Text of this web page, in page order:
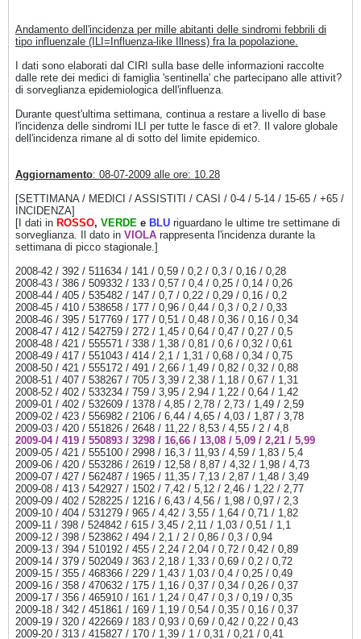
Andamento dell'incidenza per mille abitanti delle sindromi febbrili di
tipo influenzale (ILI=Influenza-like Illness) fra la popolazione.
I dati sono elaborati dal CIRI sulla base delle informazioni raccolte
dalle rete dei medici di famiglia 'sentinella' che partecipano alle attivit?
di sorveglianza epidemiologica dell'influenza.
Durante quest'ultima settimana, continua a restare a livello di base
l'incidenza delle sindromi ILI per tutte le fasce di et?. Il valore globale
dell'incidenza rimane al di sotto del limite epidemico.
Aggiornamento: 08-07-2009 alle ore: 10.28
[SETTIMANA / MEDICI / ASSISTITI / CASI / 0-4 / 5-14 / 15-65 / +65 /
INCIDENZA]
[I dati in ROSSO, VERDE e BLU riguardano le ultime tre settimane di
sorveglianza. Il dato in VIOLA rappresenta l'incidenza durante la
settimana di picco stagionale.]
2008-42 / 392 / 511634 / 141 / 0,59 / 0,2 / 0,3 / 0,16 / 0,28
2008-43 / 386 / 509332 / 133 / 0,57 / 0,4 / 0,25 / 0,14 / 0,26
2008-44 / 405 / 535482 / 147 / 0,7 / 0,22 / 0,29 / 0,16 / 0,2
2008-45 / 410 / 538658 / 177 / 0,96 / 0,44 / 0,3 / 0,2 / 0,33
2008-46 / 395 / 517769 / 177 / 0,51 / 0,48 / 0,36 / 0,16 / 0,34
2008-47 / 412 / 542759 / 272 / 1,45 / 0,64 / 0,47 / 0,27 / 0,5
2008-48 / 421 / 555571 / 338 / 1,38 / 0,81 / 0,6 / 0,32 / 0,61
2008-49 / 417 / 551043 / 414 / 2,1 / 1,31 / 0,68 / 0,34 / 0,75
2008-50 / 421 / 555172 / 491 / 2,66 / 1,49 / 0,82 / 0,32 / 0,88
2008-51 / 407 / 538267 / 705 / 3,39 / 2,38 / 1,18 / 0,67 / 1,31
2008-52 / 402 / 533234 / 759 / 3,95 / 2,94 / 1,22 / 0,64 / 1,42
2009-01 / 402 / 532609 / 1378 / 4,85 / 2,78 / 2,73 / 1,49 / 2,59
2009-02 / 423 / 556982 / 2106 / 6,44 / 4,65 / 4,03 / 1,87 / 3,78
2009-03 / 420 / 551826 / 2648 / 11,22 / 8,53 / 4,55 / 2 / 4,8
2009-04 / 419 / 550893 / 3298 / 16,66 / 13,08 / 5,09 / 2,21 / 5,99
2009-05 / 421 / 555100 / 2998 / 16,3 / 11,93 / 4,59 / 1,83 / 5,4
2009-06 / 420 / 553286 / 2619 / 12,58 / 8,87 / 4,32 / 1,98 / 4,73
2009-07 / 427 / 562487 / 1965 / 11,35 / 7,13 / 2,87 / 1,48 / 3,49
2009-08 / 413 / 542927 / 1502 / 7,42 / 5,12 / 2,46 / 1,22 / 2,77
2009-09 / 402 / 528225 / 1216 / 6,43 / 4,56 / 1,98 / 0,97 / 2,3
2009-10 / 404 / 531279 / 965 / 4,42 / 3,55 / 1,64 / 0,71 / 1,82
2009-11 / 398 / 524842 / 615 / 3,45 / 2,11 / 1,03 / 0,51 / 1,1
2009-12 / 398 / 523862 / 494 / 2,1 / 2 / 0,86 / 0,3 / 0,94
2009-13 / 394 / 510192 / 455 / 2,24 / 2,04 / 0,72 / 0,42 / 0,89
2009-14 / 379 / 502049 / 363 / 2,18 / 1,33 / 0,69 / 0,2 / 0,72
2009-15 / 355 / 468366 / 229 / 1,43 / 1,03 / 0,4 / 0,25 / 0,49
2009-16 / 358 / 470632 / 175 / 1,16 / 0,37 / 0,34 / 0,26 / 0,37
2009-17 / 356 / 465910 / 161 / 1,24 / 0,47 / 0,3 / 0,19 / 0,35
2009-18 / 342 / 451861 / 169 / 1,19 / 0,54 / 0,35 / 0,16 / 0,37
2009-19 / 320 / 422669 / 183 / 0,93 / 0,69 / 0,42 / 0,22 / 0,43
2009-20 / 313 / 415827 / 170 / 1,39 / 1 / 0,31 / 0,21 / 0,41